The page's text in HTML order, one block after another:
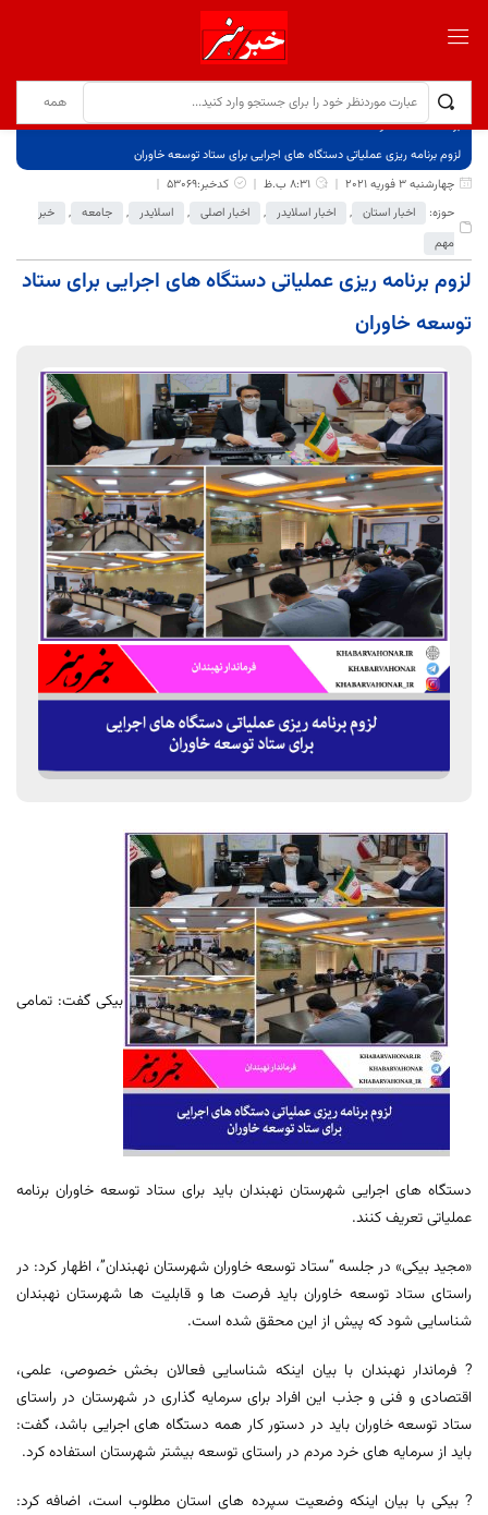
برگ نخست
نوشته‌ها
لزوم برنامه ریزی عملیاتی دستگاه های اجرایی برای ستاد توسعه خاوران
چهارشنبه 3 فوریه 2021
8:31 ب.ظ
کدخبر:53069
حوزه:
اخبار استان , اخبار اسلایدر , اخبار اصلی , اسلایدر , جامعه ,
خبر
مهم
لزوم برنامه ریزی عملیاتی دستگاه های اجرایی برای ستاد
توسعه خاوران
بیکی گفت: تمامی
دستگاه های اجرایی شهرستان نهبندان باید برای ستاد توسعه خاوران برنامه
عملیاتی تعریف کنند.
«مجید بیکی» در جلسه “ستاد توسعه خاوران شهرستان نهبندان”، اظهار کرد: در
راستای ستاد توسعه خاوران باید فرصت ها و قابلیت ها شهرستان نهبندان
شناسایی شود که پیش از این محقق شده است.
? فرماندار نهبندان با بیان اینکه شناسایی فعالان بخش خصوصی، علمی،
اقتصادی و فنی و جذب این افراد برای سرمایه گذاری در شهرستان در راستای
ستاد توسعه خاوران باید در دستور کار همه دستگاه های اجرایی باشد، گفت:
باید از سرمایه های خرد مردم در راستای توسعه بیشتر شهرستان استفاده کرد.
? بیکی با بیان اینکه وضعیت سپرده های استان مطلوب است، اضافه کرد: